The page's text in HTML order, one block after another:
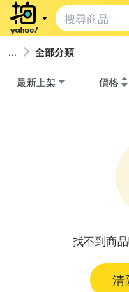
全部分類
最新上架 價格
找不到商
清